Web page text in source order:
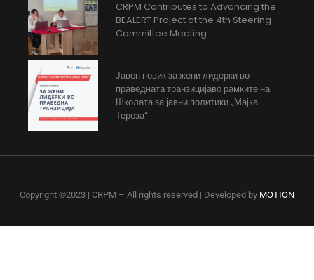
CRPM Contributes to Advancing the
BEALERT Project at the 4th Steering
Committee Meeting
Јавен повик за жени лидерки во
праведната транзицијаво рамките на
Школата за јавни политики „Мајка
Тереза“
Copyright ©2023 | CRPM – All rights reserved | Developed by MOTION